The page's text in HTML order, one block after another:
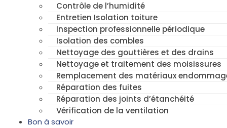
Contrôle de l’humidité
Entretien Isolation toiture
Inspection professionnelle périodique
Isolation des combles
Nettoyage des gouttières et des drains
Nettoyage et traitement des moisissures
Remplacement des matériaux
Réparation des fuites
Réparation des joints d’étanchéité
Vérification de la ventilation
Bon à savoir